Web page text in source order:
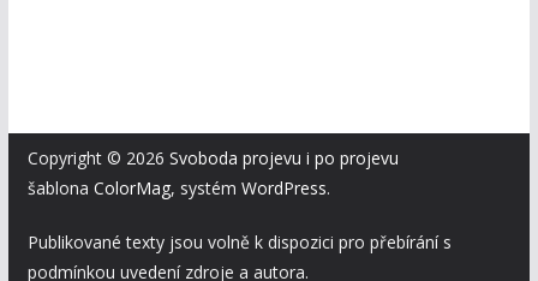
Copyright © 2026 Svoboda projevu i po projevu
šablona ColorMag, systém WordPress.
Publikované texty jsou volně k dispozici pro přebírání s
podmínkou uvedení zdroje a autora.